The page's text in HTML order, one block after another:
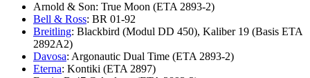
Arnold & Son: True Moon (ETA 2893-2)
Bell & Ross: BR 01-92
Breitling: Blackbird (Modul DD 450), Kaliber 19 (Basis ETA
2892A2)
Davosa: Argonautic Dual Time (ETA 2893-2)
Eterna: Kontiki (ETA 2897)